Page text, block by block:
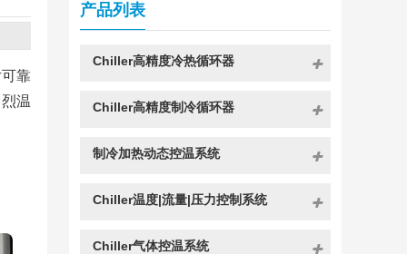
靠
温
产品列表
Chiller高精度冷热循环器
Chiller高精度制冷循环器
制冷加热动态控温系统
Chiller温度|流量|压力控制系统
Chiller气体控温系统